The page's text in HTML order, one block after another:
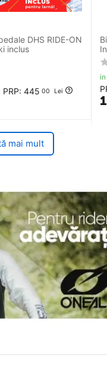
DHS RIDE-ON
inclus
PRP:445 00 Lei
mai mult